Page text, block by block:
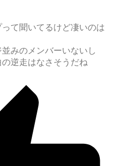
て聞いてるけど凄いのは
みのメンバーいないし
逆走はなさそうだね